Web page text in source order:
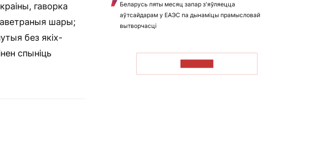
гаворка
шары;
без якіх-
спыніць
Беларусь пяты месяц запар з'яўляецца
аўтсайдарам у ЕАЭС па дынаміцы прамысловай
вытворчасці